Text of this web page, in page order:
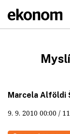
Marcela Alföldi
9. 9. 2010 00:00 /